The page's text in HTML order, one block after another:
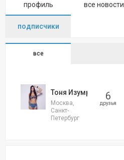
профиль все новости
подписчики
все
6
друзья
Тоня Изумрудова
Москва,
Санкт-
Петербург